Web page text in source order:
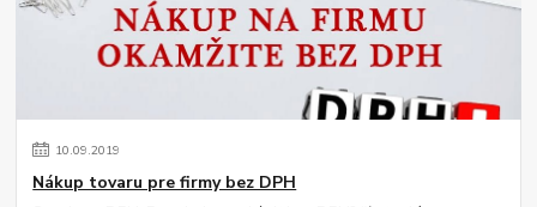
10.09.2019
Nákup tovaru pre firmy bez DPH